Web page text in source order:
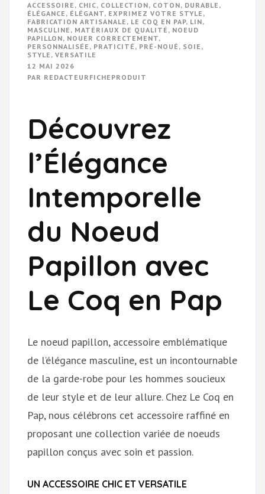
ACCESSOIRE , CHIC, COLLECTION, COTON, DURABLE ,
ÉLÉGANCE , ÉLÉGANT, EXPRIMEZ VOTRE STYLE ,
FABRICATION ARTISANALE , LE COQ EN PAP, LIN,
MASCULINE , MATÉRIAUX DE QUALITÉ , NOEUD
PAPILLON, NOUER CORRECTEMENT,
PERSONNALISÉE , PRATICITÉ , PRÉ-NOUÉ , SOIE ,
STYLE , VERSATILE
12 MAI 2026
PAR REDACTEURFICHEPRODUIT
Découvrez
l’Élégance
Intemporelle
du Noeud
Papillon avec
Le Coq en Pap
Le noeud papillon, accessoire emblématique
de l’élégance masculine, est un incontournable
de la garde-robe pour les hommes soucieux
de leur style et de leur allure. Chez Le Coq en
Pap, nous célébrons cet accessoire raffiné en
proposant une collection variée de noeuds
papillon conçus avec soin et passion.
UN ACCESSOIRE CHIC ET VERSATILE